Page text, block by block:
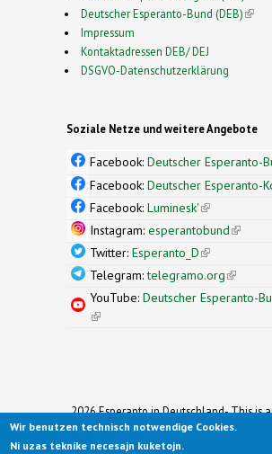
Deutscher Esperanto-Bund (DEB)(link
Impressum
Kontaktadressen DEB/ DEJ
DSGVO-Datenschutzerklärung
Soziale Netze und weitere Angebote
Facebook: Deutscher Esperanto-
Facebook: Deutscher Esperanto-
Facebook: Luminesk'(link is
Instagram: esperantobund(link is
Twitter: Esperanto_D(link is
Telegram:telegramo.org(link is
YouTube: Deutscher Esperanto-
(link is external)
2026 Esperanto in Deutschland- This is
Theme
Ported to Drupal for the Open Source
Wir benutzen technisch notwendige Cookies.
Ni uzas teknike necesajn kuketojn.